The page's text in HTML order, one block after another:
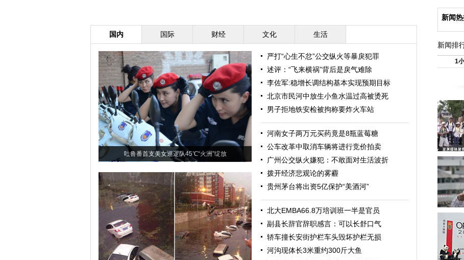
国内 国际 财经 文化 生活
吐鲁番首支美女巡逻队45℃“火洲”绽放
严打“心生不忿”公交纵火等暴戾犯罪
述评：“飞来横祸”背后是戾气难除
李佐军:稳增长调结构基本实现预期目标
北京市民河中放生小鱼水温过高被烫死
男子拒地铁安检被拘称要炸火车站
河南女子两万元买药竟是8瓶蓝莓糖
公车改革中取消车辆将进行竞价拍卖
广州公交纵火嫌犯：不敢面对生活波折
拨开经济悲观论的雾霾
贵州茅台将出资5亿保护“美酒河”
北大EMBA66.8万培训班一半是官员
副县长辞官辞职感言：可以长舒口气
轿车撞长安街护栏车头毁坏护栏无损
河沟现体长3米重约300斤大鱼
新闻
新闻排
1